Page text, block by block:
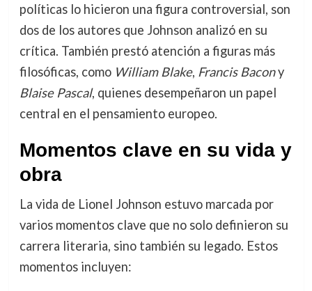
políticas lo hicieron una figura controversial, son
dos de los autores que Johnson analizó en su
crítica. También prestó atención a figuras más
filosóficas, como William Blake, Francis Bacony
Blaise Pascal, quienes desempeñaron un papel
central en el pensamiento europeo.
Momentos clave en su vida y
obra
La vida de Lionel Johnson estuvo marcada por
varios momentos clave que no solo definieron su
carrera literaria, sino también su legado. Estos
momentos incluyen: